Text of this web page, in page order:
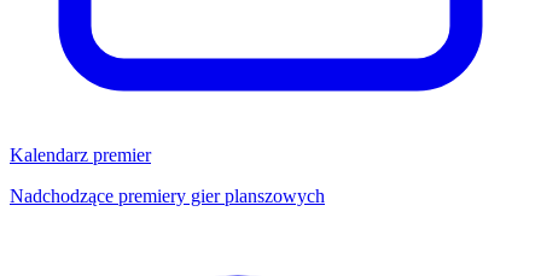
Kalendarz premier
Nadchodzące premiery gier planszowych